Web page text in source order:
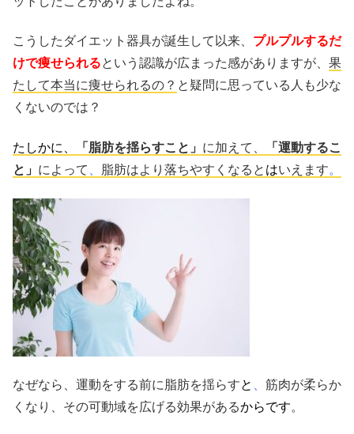
こうしたダイエット器具が誕生して以来、 プルプルするだ
けで痩せられるという認識が広まった感がありますが、 果
たして本当に痩せられるの？ と疑問に思っている人も少な
くないのでは？
たしかに、 「脂肪を揺らすこと」 に加えて、
「運動するこ
と」 によって 脂肪はより落ちやすくなると はいえます。
なぜなら、運動をする前に脂肪を揺らすと
筋肉が柔らか
くなり、その可動域を広げる効果があるからです。